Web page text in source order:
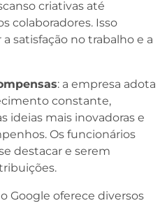
criativas até
colaboradores. Isso
satisfação no trabalho e a
: a empresa adota
constante,
ideias mais inovadoras e
Os funcionários
destacar e serem
o Google oferece diversos